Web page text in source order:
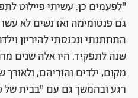
גם פנטומימה ואז נשים לא
התחתנתי ונכנסתי להיריון
שנה לתפקיד. היו אלה שנים
מקום, ילדים והוריהם,
רגע ובהמשך גם עם "בבית של